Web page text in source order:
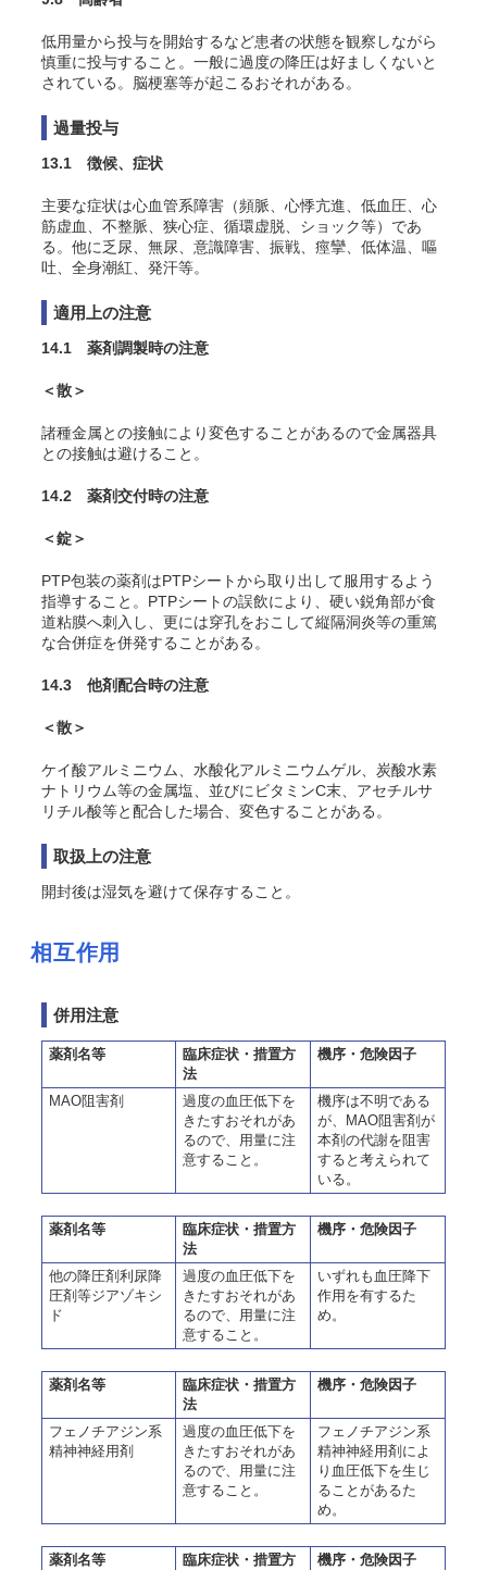
低用量から投与を開始するなど患者の状態を観察しながら
慎重に投与すること。一般に過度の降圧は好ましくないと
されている。脳梗塞等が起こるおそれがある。
過量投与
13.1 徴候、症状
主要な症状は心血管系障害（頻脈、心悸亢進、低血圧、心
筋虚血、不整脈、狭心症、循環虚脱、ショック等）であ
る。他に乏尿、無尿、意識障害、振戦、痙攣、低体温、嘔
吐、全身潮紅、発汗等。
適用上の注意
14.1 薬剤調製時の注意
＜散＞
諸種金属との接触により変色することがあるので金属器具
との接触は避けること。
14.2 薬剤交付時の注意
＜錠＞
PTP包装の薬剤はPTPシートから取り出して服用するよう
指導すること。PTPシートの誤飲により、硬い鋭角部が食
道粘膜へ刺入し、更には穿孔をおこして縦隔洞炎等の重篤
な合併症を併発することがある。
14.3 他剤配合時の注意
＜散＞
ケイ酸アルミニウム、水酸化アルミニウムゲル、炭酸水素
ナトリウム等の金属塩、並びにビタミンC末、アセチルサ
リチル酸等と配合した場合、変色することがある。
取扱上の注意
開封後は湿気を避けて保存すること。
相互作用
併用注意
薬剤名等
臨床症状・措置方
法
機序・危険因子
MAO阻害剤
過度の血圧低下を
きたすおそれがあ
るので、用量に注
意すること。
機序は不明である
が、MAO阻害剤が
本剤の代謝を阻害
すると考えられて
いる。
薬剤名等
臨床症状・措置方
法
機序・危険因子
他の降圧剤利尿降
圧剤等ジアゾキシ
ド
過度の血圧低下を
きたすおそれがあ
るので、用量に注
意すること。
いずれも血圧降下
作用を有するた
め。
薬剤名等
臨床症状・措置方
法
機序・危険因子
フェノチアジン系
精神神経用剤
過度の血圧低下を
きたすおそれがあ
るので、用量に注
意すること。
フェノチアジン系
精神神経用剤によ
り血圧低下を生じ
ることがあるた
め。
薬剤名等
臨床症状・措置方
機序・危険因子